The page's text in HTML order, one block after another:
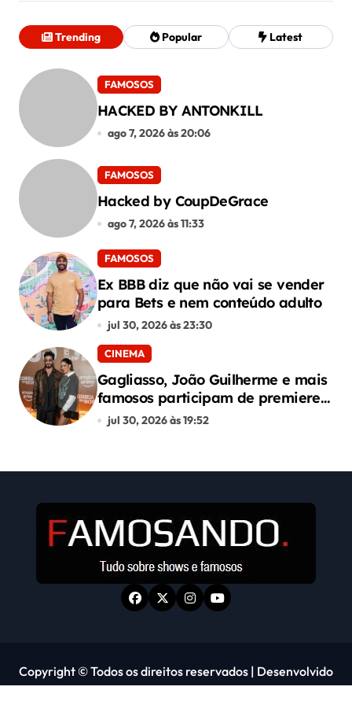
P
o
s
t
Trending Popular Latest
FAMOSOS
HACKED BY ANTONKILL
ago 7, 2026 às 20:06
FAMOSOS
Hacked by CoupDeGrace
ago 7, 2026 às 11:33
FAMOSOS
Ex BBB diz que não vai se vender
para Bets e nem conteúdo adulto
jul 30, 2026 às 23:30
CINEMA
Gagliasso, João Guilherme e mais
famosos participam de premiere
de “Corrida dos Bichos”
jul 30, 2026 às 19:52
Copyright © Todos os direitos reservados | Desenvolvido